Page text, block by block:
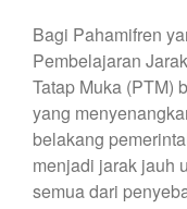
Bagi Pahamifren
Pembelajaran
Tatap Muka (PTM)
yang
belakang
menjadi jarak jauh
semua dari